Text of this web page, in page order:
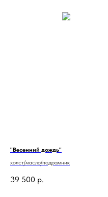
"Весенний дождь"
холст/масло/подрамник
39 500 р.